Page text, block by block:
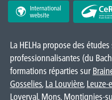
International
website
La HELHa propose des
professionnalisantes (du
formations réparties sur
Gosselies, La Louvière,
Loverval, Mons, Montignies-